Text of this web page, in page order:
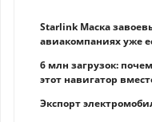
Starlink Маска
авиакомпаниях уже
6 млн загрузок:
этот навигатор
Экспорт